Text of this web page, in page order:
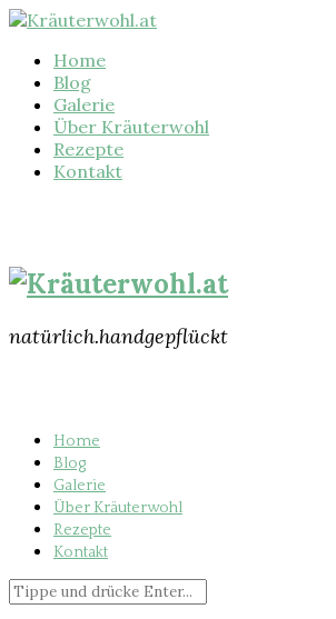
Home
Blog
Galerie
Über Kräuterwohl
Rezepte
Kontakt
natürlich.handgepflückt
Home
Blog
Galerie
Über Kräuterwohl
Rezepte
Kontakt